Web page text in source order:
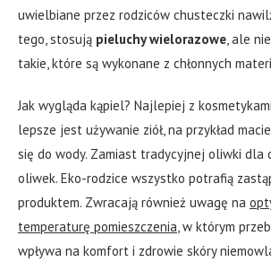
uwielbiane przez rodziców chusteczki
tego, stosują pieluchy wielorazowe, ale
takie, które są wykonane z chłonnych
Jak wygląda kąpiel? Najlepiej z
lepsze jest używanie ziół, na przykład
się do wody. Zamiast tradycyjnej oliwki dla
oliwek. Eko-rodzice wszystko potrafią
produktem. Zwracają również uwagę na
temperaturę pomieszczenia, w którym
wpływa na komfort i zdrowie skóry